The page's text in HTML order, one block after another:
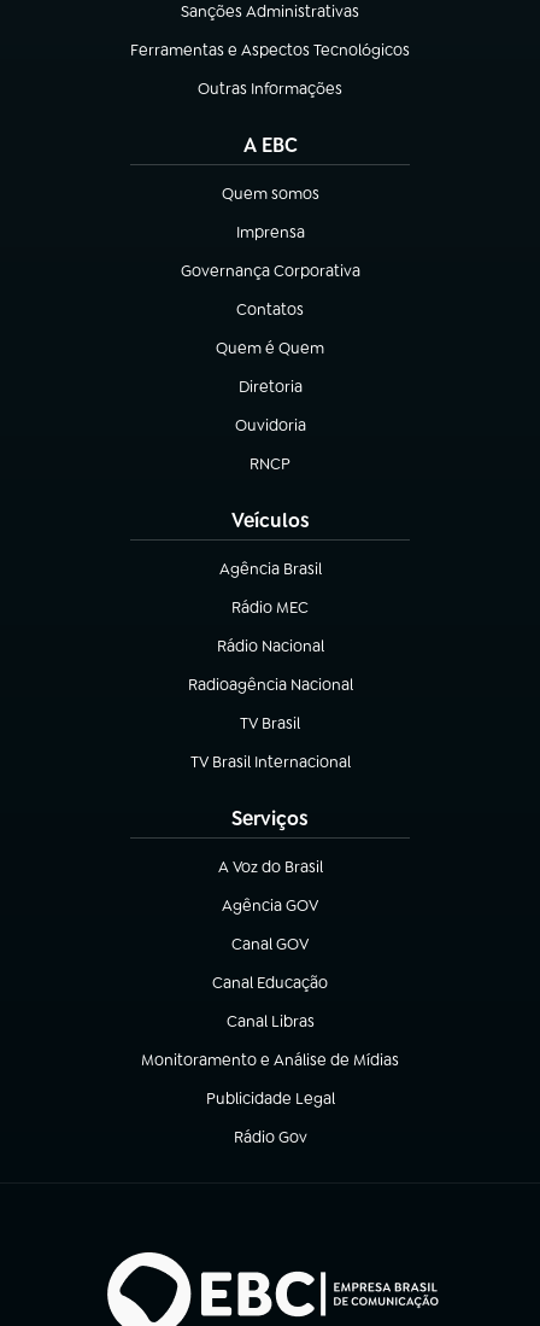
Sanções Administrativas
(abre em nova aba)
Ferramentas e Aspectos Tecnológicos
(abre em nova aba)
Outras Informações
(abre em nova aba)
A EBC
Quem somos
(abre em nova aba)
Imprensa
(abre em nova aba)
Governança Corporativa
(abre em nova aba)
Contatos
(abre em nova aba)
Quem é Quem
(abre em nova aba)
Diretoria
(abre em nova aba)
Ouvidoria
(abre em nova aba)
RNCP
(abre em nova aba)
Veículos
Agência Brasil
(abre em nova aba)
Rádio MEC
Rádio Nacional
(abre em nova aba)
Radioagência Nacional
(abre em nova aba)
TV Brasil
(abre em nova aba)
TV Brasil Internacional
(abre em nova aba)
Serviços
A Voz do Brasil
(abre em nova aba)
Agência GOV
(abre em nova aba)
Canal GOV
(abre em nova aba)
Canal Educação
(abre em nova aba)
Canal Libras
(abre em nova aba)
Monitoramento e Análise de Mídias
(abre em nova aba)
Publicidade Legal
(abre em nova aba)
Rádio Gov
(abre em nova aba)